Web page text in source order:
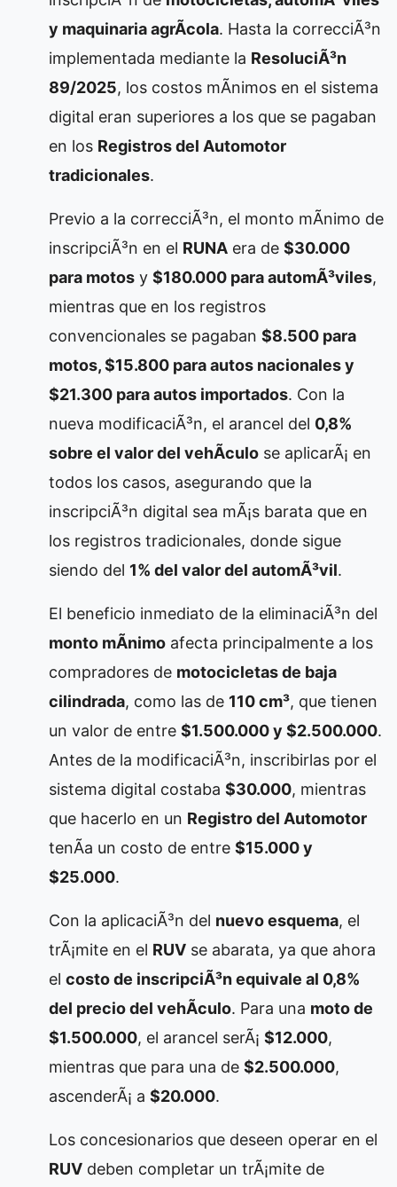
y maquinaria agrÃ­cola. Hasta la correcciÃ³n
implementada mediante la ResoluciÃ³n
89/2025, los costos mÃ­nimos en el sistema
digital eran superiores a los que se pagaban
en los Registros del Automotor
tradicionales.
Previo a la correcciÃ³n, el monto mÃ­nimo de
inscripciÃ³n en el RUNA era de $30.000
para motos y $180.000 para automÃ³viles,
mientras que en los registros
convencionales se pagaban $8.500 para
motos, $15.800 para autos nacionales y
$21.300 para autos importados. Con la
nueva modificaciÃ³n, el arancel del 0,8%
sobre el valor del vehÃ­culo se aplicarÃ¡ en
todos los casos, asegurando que la
inscripciÃ³n digital sea mÃ¡s barata que en
los registros tradicionales, donde sigue
siendo del 1% del valor del automÃ³vil.
El beneficio inmediato de la eliminaciÃ³n del
monto mÃ­nimo afecta principalmente a los
compradores de motocicletas de baja
cilindrada, como las de 110 cm³, que tienen
un valor de entre $1.500.000 y $2.500.000.
Antes de la modificaciÃ³n, inscribirlas por el
sistema digital costaba $30.000, mientras
que hacerlo en un Registro del Automotor
tenÃ­a un costo de entre $15.000 y
$25.000.
Con la aplicaciÃ³n del nuevo esquema, el
trÃ¡mite en el RUV se abarata, ya que ahora
el costo de inscripciÃ³n equivale al 0,8%
del precio del vehÃ­culo. Para una moto de
$1.500.000, el arancel serÃ¡ $12.000,
mientras que para una de $2.500.000,
ascenderÃ¡ a $20.000.
Los concesionarios que deseen operar en el
RUV deben completar un trÃ¡mite de